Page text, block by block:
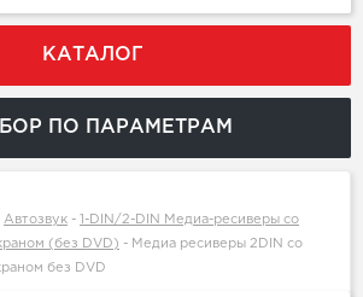
КАТАЛОГ
ПО ПАРАМЕТРАМ
Автозвук -
1-DIN/2-DIN Медиа-ресиверы со
(без DVD) - Медиа ресиверы 2DIN со
без DVD